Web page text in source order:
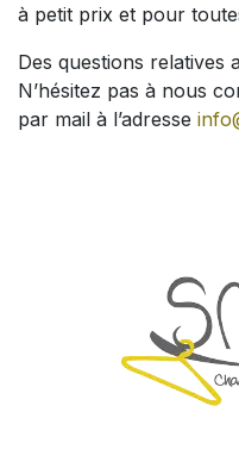
à petit prix et pour
Des questions relatives
N’hésitez pas à nous
par mail à l’adresse